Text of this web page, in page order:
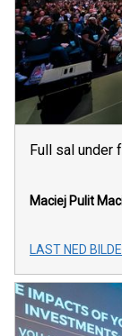
Full sal under
Maciej Pulit
LAST NED BILDE